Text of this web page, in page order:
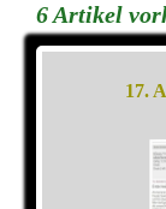
6 Artikel
17.